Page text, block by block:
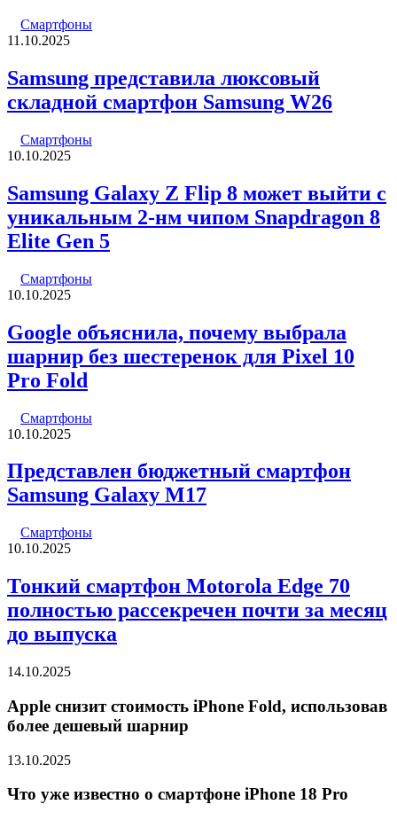
Смартфоны
11.10.2025
Samsung представила люксовый
складной смартфон Samsung W26
Смартфоны
10.10.2025
Samsung Galaxy Z Flip 8 может выйти с
уникальным 2-нм чипом Snapdragon 8
Elite Gen 5
Смартфоны
10.10.2025
Google объяснила, почему выбрала
шарнир без шестеренок для Pixel 10
Pro Fold
Смартфоны
10.10.2025
Представлен бюджетный смартфон
Samsung Galaxy M17
Смартфоны
10.10.2025
Тонкий смартфон Motorola Edge 70
полностью рассекречен почти за месяц
до выпуска
14.10.2025
Apple снизит стоимость iPhone Fold, использовав
более дешевый шарнир
13.10.2025
Что уже известно о смартфоне iPhone 18 Pro